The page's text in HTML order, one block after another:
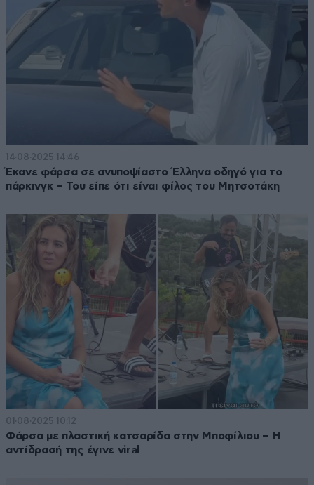
14·08·2025 14:46
Έκανε φάρσα σε ανυποψίαστο Έλληνα οδηγό για το
πάρκινγκ – Του είπε ότι είναι φίλος του Μητσοτάκη
01·08·2025 10:12
Φάρσα με πλαστική κατσαρίδα στην Μποφίλιου – Η
αντίδρασή της έγινε viral